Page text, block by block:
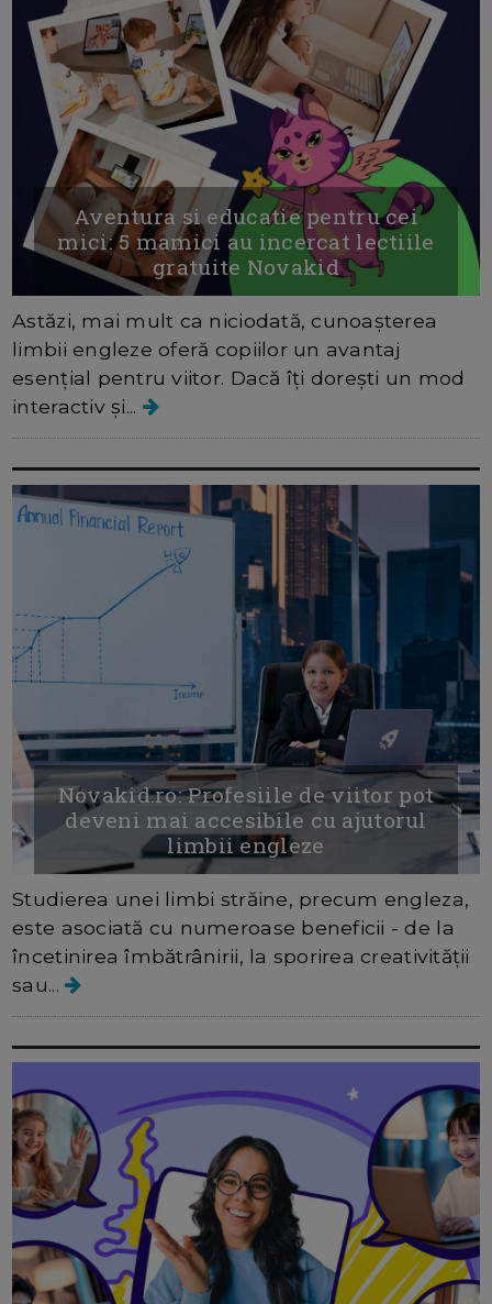
Aventura si educatie pentru cei
mici: 5 mamici au incercat lectiile
gratuite Novakid
Astăzi, mai mult ca niciodată, cunoașterea
limbii engleze oferă copiilor un avantaj
esențial pentru viitor. Dacă îți dorești un mod
interactiv și...
Novakid.ro: Profesiile de viitor pot
deveni mai accesibile cu ajutorul
limbii engleze
Studierea unei limbi străine, precum engleza,
este asociată cu numeroase beneficii - de la
încetinirea îmbătrânirii, la sporirea creativității
sau...